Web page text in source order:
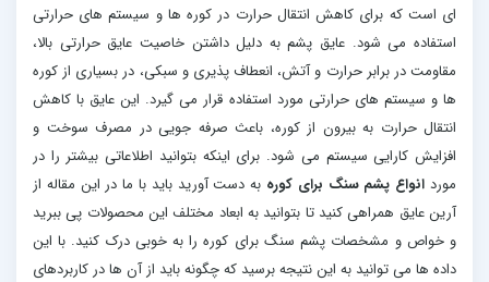
ای است که برای کاهش انتقال حرارت در کوره ها و سیستم های حرارتی
استفاده می شود. عایق پشم به دلیل داشتن خاصیت عایق حرارتی بالا،
مقاومت در برابر حرارت و آتش، انعطاف پذیری و سبکی، در بسیاری از کوره
ها و سیستم های حرارتی مورد استفاده قرار می گیرد. این عایق با کاهش
انتقال حرارت به بیرون از کوره، باعث صرفه جویی در مصرف سوخت و
افزایش کارایی سیستم می شود. برای اینکه بتوانید اطلاعاتی بیشتر را در
مورد انواع پشم سنگ برای کوره به دست آورید باید با ما در این مقاله از
آرین عایق همراهی کنید تا بتوانید به ابعاد مختلف این محصولات پی ببرید
و خواص و مشخصات پشم سنگ برای کوره را به خوبی درک کنید. با این
داده ها می توانید به این نتیجه برسید که چگونه باید از آن ها در کاربردهای